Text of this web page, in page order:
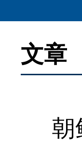
文章
朝